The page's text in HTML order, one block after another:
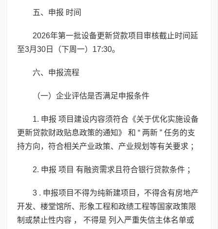
五、申报 时间
2026年第一批设备更新贷款项目审核截止时间延
至3月30日（下周一）17:30。
六、申报流程
（一）企业评估是否满足申报条件
1. 申报 项目建设内容须符合《关于优化实施设备
更新贷款财政贴息政策的通知》 和 “ 两新 ” 任务的支
持方向，符合相关产业政策、产业规划等有关要求 ；
2. 申报 项目 有融资需求且符合银行贷款条件 ；
3 . 申报项目不得为纯新建项目，不得含有房地产
开发、楼堂馆所、形象工程和政绩工程等国家政策限
制或禁止性内容 ， 不得是 列入严重失信主体名单或